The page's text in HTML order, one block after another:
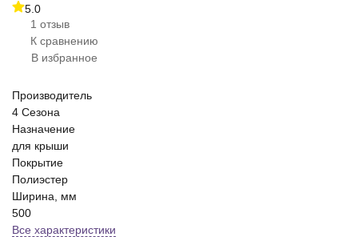
5.0
1 отзыв
К сравнению
В избранное
Производитель
4 Сезона
Назначение
для крыши
Покрытие
Полиэстер
Ширина, мм
500
Все характеристики